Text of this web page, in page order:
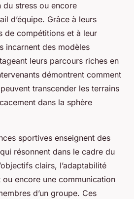
du stress ou encore
d’équipe. Grâce à leurs
de compétitions et à leur
incarnent des modèles
leurs parcours riches en
démontrent comment
transcender les terrains
dans la sphère
sportives enseignent des
résonnent dans le cadre du
clairs, l’adaptabilité
encore une communication
d’un groupe. Ces